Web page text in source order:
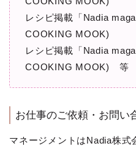
レシピ掲載「Nadia
COOKING MOOK)
レシピ掲載「Nadia
COOKING MOOK) 等
お仕事のご依頼・お問い
マネージメントはNadia株式